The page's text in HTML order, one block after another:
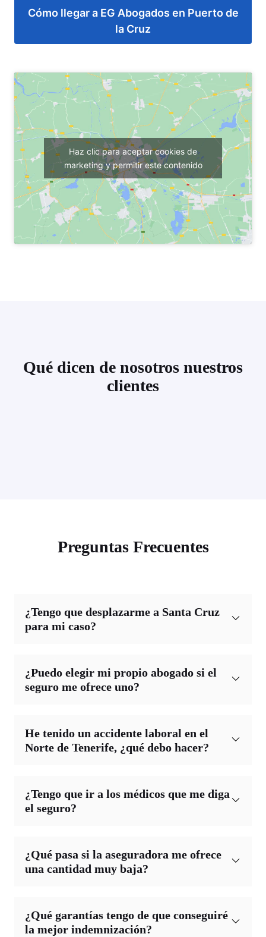
Cómo llegar a EG Abogados en Puerto de
la Cruz
Haz clic para aceptar cookies de
marketing y permitir este contenido
Qué dicen de nosotros nuestros
clientes
Preguntas Frecuentes
¿Tengo que desplazarme a Santa Cruz
para mi caso?
¿Puedo elegir mi propio abogado si el
seguro me ofrece uno?
He tenido un accidente laboral en el
Norte de Tenerife, ¿qué debo hacer?
¿Tengo que ir a los médicos que me diga
el seguro?
¿Qué pasa si la aseguradora me ofrece
una cantidad muy baja?
¿Qué garantías tengo de que conseguiré
la mejor indemnización?